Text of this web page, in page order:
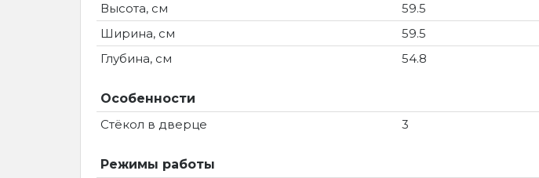
Высота, см
59.5
Ширина, см
59.5
Глубина, см
54.8
Особенности
Стёкол в дверце
3
Режимы работы